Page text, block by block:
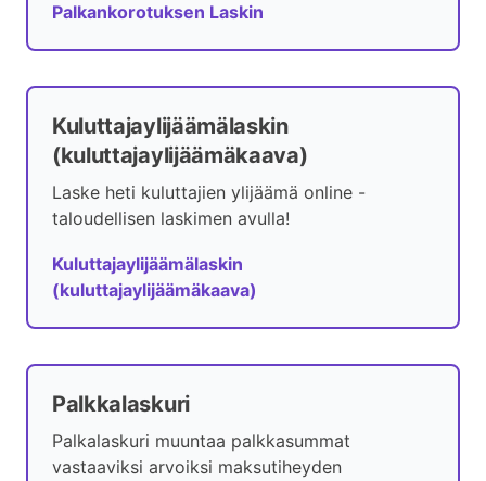
e
o
Palkankorotuksen Laskin
Kuluttajaylijäämälaskin
(kuluttajaylijäämäkaava)
Laske heti kuluttajien ylijäämä online -
taloudellisen laskimen avulla!
Kuluttajaylijäämälaskin
(kuluttajaylijäämäkaava)
Palkkalaskuri
Palkalaskuri muuntaa palkkasummat
vastaaviksi arvoiksi maksutiheyden